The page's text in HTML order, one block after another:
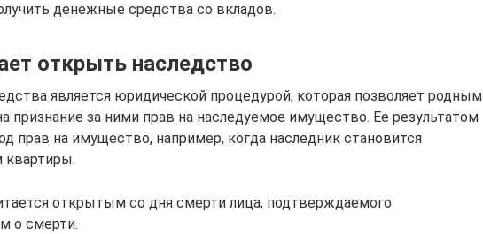
денежные средства со вкладов.
открыть наследство
является юридической процедурой, которая позволяет родным
признание за ними прав на наследуемое имущество. Ее результатом
прав на имущество, например, когда наследник становится
квартиры.
открытым со дня смерти лица, подтверждаемого
о смерти.